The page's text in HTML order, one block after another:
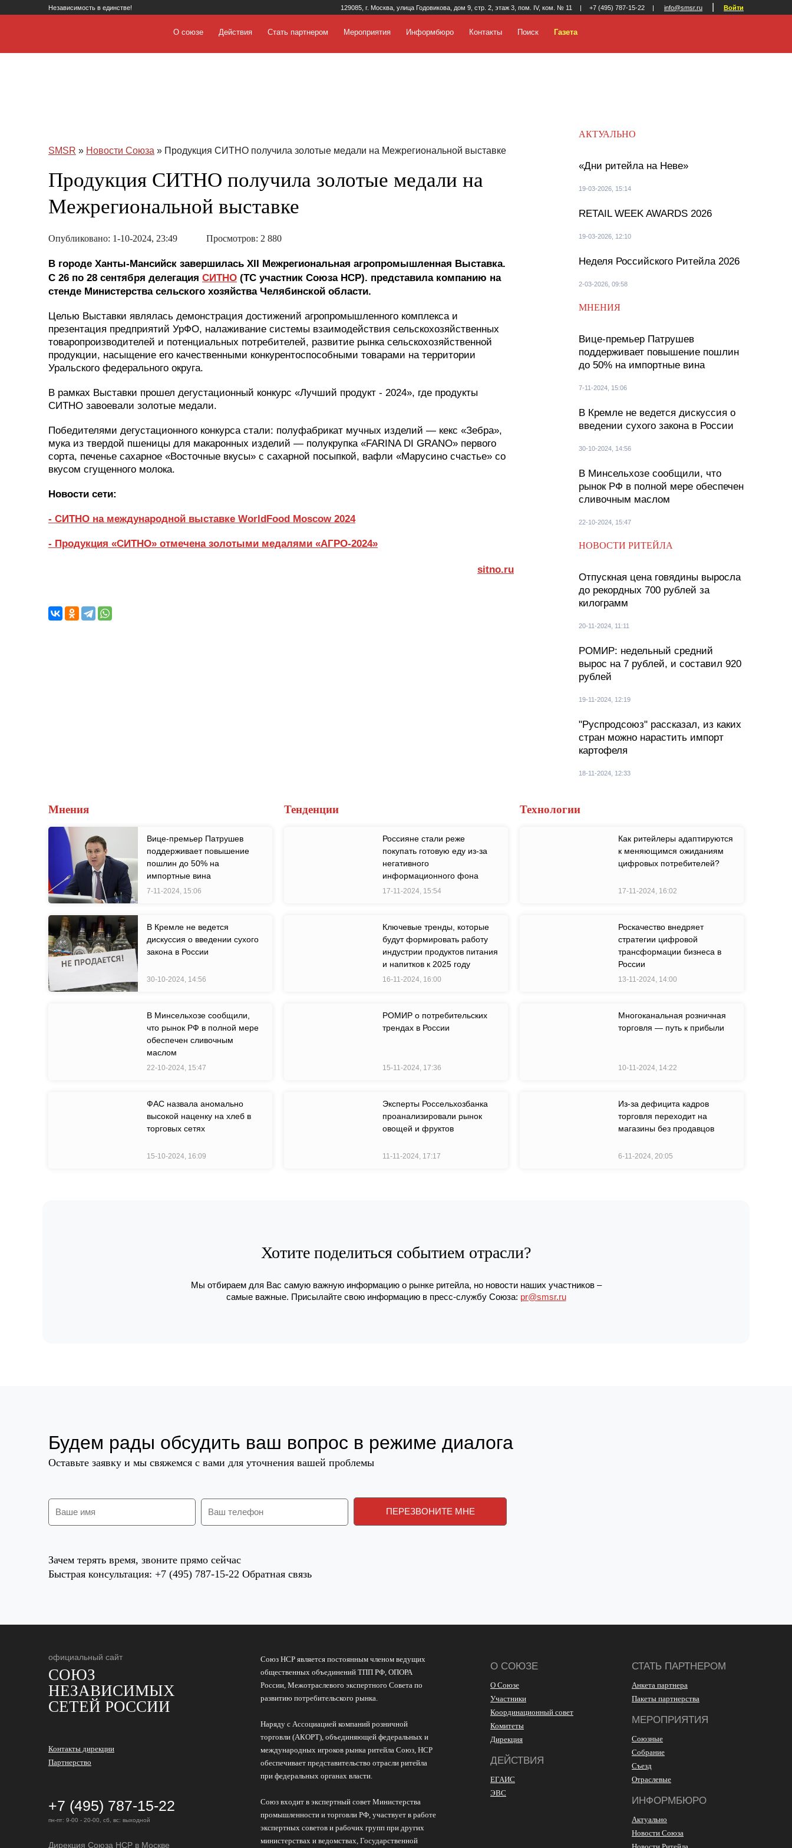
Независимость в единстве! 129085, г. Москва, улица Годовикова, дом 9, стр. 2, этаж 3, пом. IV, ком. № 11 | +7 (495) 787-15-22 | info@smsr.ru Войти
О союзе Действия Стать партнером Мероприятия Информбюро Контакты Поиск Газета
SMSR » Новости Союза » Продукция СИТНО получила золотые медали на Межрегиональной выставке
Продукция СИТНО получила золотые медали на
Межрегиональной выставке
Опубликовано: 1-10-2024, 23:49 Просмотров: 2 880
В городе Ханты-Мансийск завершилась XII Межрегиональная агропромышленная Выставка.
С 26 по 28 сентября делегация СИТНО (ТС участник Союза НСР). представила компанию на
стенде Министерства сельского хозяйства Челябинской области.
Целью Выставки являлась демонстрация достижений агропромышленного комплекса и
презентация предприятий УрФО, налаживание системы взаимодействия сельскохозяйственных
товаропроизводителей и потенциальных потребителей, развитие рынка сельскохозяйственной
продукции, насыщение его качественными конкурентоспособными товарами на территории
Уральского федерального округа.
В рамках Выставки прошел дегустационный конкурс «Лучший продукт - 2024», где продукты
СИТНО завоевали золотые медали.
Победителями дегустационного конкурса стали: полуфабрикат мучных изделий — кекс «Зебра»,
мука из твердой пшеницы для макаронных изделий — полукрупка «FARINA DI GRANO» первого
сорта, печенье сахарное «Восточные вкусы» с сахарной посыпкой, вафли «Марусино счастье» со
вкусом сгущенного молока.
Новости сети:
- СИТНО на международной выставке WorldFood Moscow 2024
- Продукция «СИТНО» отмечена золотыми медалями «АГРО-2024»
sitno.ru
АКТУАЛЬНО
«Дни ритейла на Неве»
19-03-2026, 15:14
RETAIL WEEK AWARDS 2026
19-03-2026, 12:10
Неделя Российского Ритейла 2026
2-03-2026, 09:58
МНЕНИЯ
Вице-премьер Патрушев
поддерживает повышение пошлин
до 50% на импортные вина
7-11-2024, 15:06
В Кремле не ведется дискуссия о
введении сухого закона в России
30-10-2024, 14:56
В Минсельхозе сообщили, что
рынок РФ в полной мере обеспечен
сливочным маслом
22-10-2024, 15:47
НОВОСТИ РИТЕЙЛА
Отпускная цена говядины выросла
до рекордных 700 рублей за
килограмм
20-11-2024, 11:11
РОМИР: недельный средний
вырос на 7 рублей, и составил 920
рублей
19-11-2024, 12:19
"Руспродсоюз" рассказал, из каких
стран можно нарастить импорт
картофеля
18-11-2024, 12:33
Мнения
Вице-премьер Патрушев
поддерживает повышение
пошлин до 50% на
импортные вина
7-11-2024, 15:06
В Кремле не ведется
дискуссия о введении сухого
закона в России
30-10-2024, 14:56
В Минсельхозе сообщили,
что рынок РФ в полной мере
обеспечен сливочным
маслом
22-10-2024, 15:47
ФАС назвала аномально
высокой наценку на хлеб в
торговых сетях
15-10-2024, 16:09
Тенденции
Россияне стали реже
покупать готовую еду из-за
негативного
информационного фона
17-11-2024, 15:54
Ключевые тренды, которые
будут формировать работу
индустрии продуктов питания
и напитков к 2025 году
16-11-2024, 16:00
РОМИР о потребительских
трендах в России
15-11-2024, 17:36
Эксперты Россельхозбанка
проанализировали рынок
овощей и фруктов
11-11-2024, 17:17
Технологии
Как ритейлеры адаптируются
к меняющимся ожиданиям
цифровых потребителей?
17-11-2024, 16:02
Роскачество внедряет
стратегии цифровой
трансформации бизнеса в
России
13-11-2024, 14:00
Многоканальная розничная
торговля — путь к прибыли
10-11-2024, 14:22
Из-за дефицита кадров
торговля переходит на
магазины без продавцов
6-11-2024, 20:05
Хотите поделиться событием отрасли?
Мы отбираем для Вас самую важную информацию о рынке ритейла, но новости наших участников –
самые важные. Присылайте свою информацию в пресс-службу Союза: pr@smsr.ru
Будем рады обсудить ваш вопрос в режиме диалога
Оставьте заявку и мы свяжемся с вами для уточнения вашей проблемы
Зачем терять время, звоните прямо сейчас
Быстрая консультация: +7 (495) 787-15-22 Обратная связь
официальный сайт
СОЮЗ
НЕЗАВИСИМЫХ
СЕТЕЙ РОССИИ
Контакты дирекции
Партнерство
+7 (495) 787-15-22
пн-пт: 9-00 - 20-00, сб, вс: выходной
Дирекция Cоюза НСР в Москве
Союз НСР является постоянным членом ведущих
общественных объединений ТПП РФ, ОПОРА
России, Межотраслевого экспертного Совета по
развитию потребительского рынка.
Наряду с Ассоциацией компаний розничной
торговли (АКОРТ), объединяющей федеральных и
международных игроков рынка ритейла Союз, НСР
обеспечивает представительство отрасли ритейла
при федеральных органах власти.
Союз входит в экспертный совет Министерства
промышленности и торговли РФ, участвует в работе
экспертных советов и рабочих групп при других
министерствах и ведомствах, Государственной
О СОЮЗЕ
О Союзе
Участники
Координационный совет
Комитеты
Дирекция
ДЕЙСТВИЯ
ЕГАИС
ЭВС
СТАТЬ ПАРТНЕРОМ
Анкета партнера
Пакеты партнерства
МЕРОПРИЯТИЯ
Союзные
Собрание
Съезд
Отраслевые
ИНФОРМБЮРО
Актуально
Новости Союза